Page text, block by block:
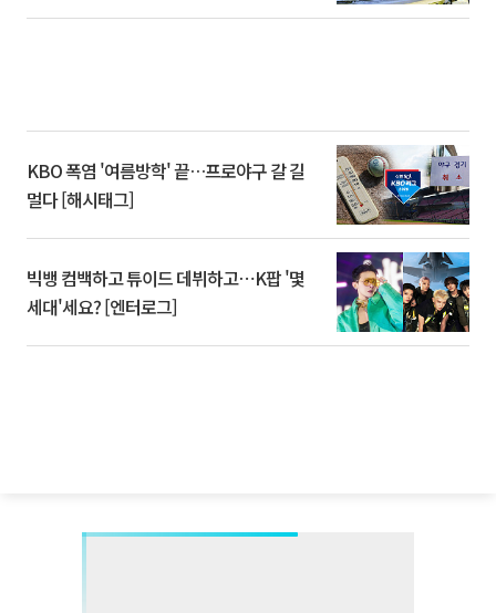
KBO 폭염 '여름방학' 끝…프로야구 갈 길
멀다 [해시태그]
빅뱅 컴백하고 튜이드 데뷔하고⋯K팝 '몇
세대'세요? [엔터로그]